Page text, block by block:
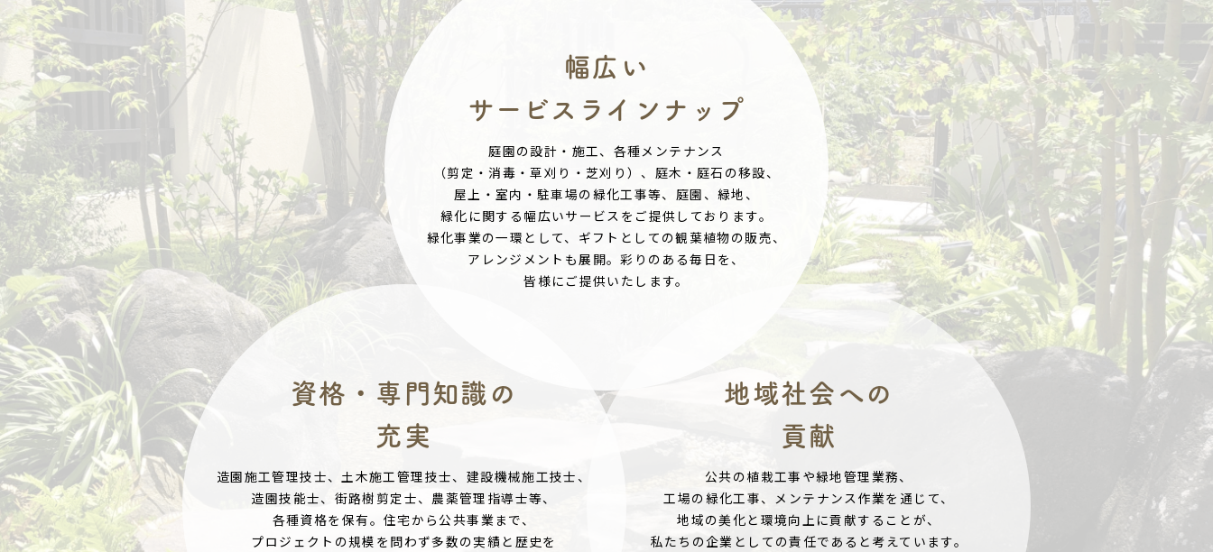
幅広い
サービスラインナップ
庭園の設計・施工、各種メンテナンス
（剪定・消毒・草刈り・芝刈り）、庭木・庭石の移設、
屋上・室内・駐車場の緑化工事等、庭園、緑地、
緑化に関する幅広いサービスをご提供しております。
緑化事業の一環として、ギフトとしての観葉植物の販売、
アレンジメントも展開。彩りのある毎日を、
皆様にご提供いたします。
資格・専門知識の
充実
造園施工管理技士、土木施工管理技士、建設機械施工技士、
造園技能士、街路樹剪定士、農薬管理指導士等、
各種資格を保有。住宅から公共事業まで、
プロジェクトの規模を問わず多数の実績と歴史を
地域社会への
貢献
公共の植栽工事や緑地管理業務、
工場の緑化工事、メンテナンス作業を通じて、
地域の美化と環境向上に貢献することが、
私たちの企業としての責任であると考えています。